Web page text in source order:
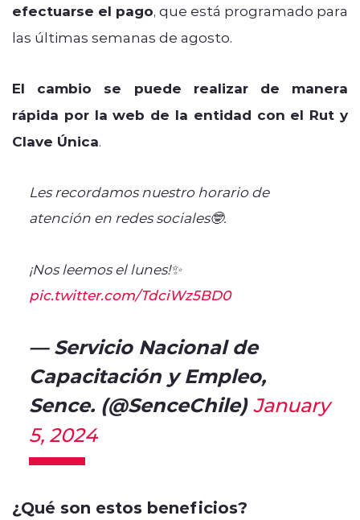
efectuarse el pago, que está programado para
las últimas semanas de agosto.
El cambio se puede realizar de manera
rápida por la web de la entidad con el Rut y
Clave Única.
Les recordamos nuestro horario de
atención en redes sociales🤓.
¡Nos leemos el lunes!✨
pic.twitter.com/TdciWz5BD0
— Servicio Nacional de
Capacitación y Empleo,
Sence. (@SenceChile)January
5, 2024
¿Qué son estos beneficios?